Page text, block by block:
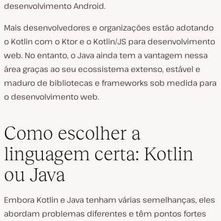
desenvolvimento Android.
Mais desenvolvedores e organizações estão adotando
o Kotlin com o Ktor e o Kotlin/JS para desenvolvimento
web. No entanto, o Java ainda tem a vantagem nessa
área graças ao seu ecossistema extenso, estável e
maduro de bibliotecas e frameworks sob medida para
o desenvolvimento web.
Como escolher a
linguagem certa: Kotlin
ou Java
Embora Kotlin e Java tenham várias semelhanças, eles
abordam problemas diferentes e têm pontos fortes